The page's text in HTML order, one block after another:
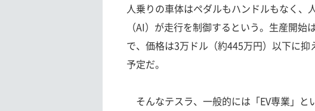
人乗りの車体はペダルもハンドルもなく、
（AI）が走行を制御するという。生産開始
で、価格は3万ドル（約445万円）以下に抑
予定だ。
そんなテスラ、一般的には「EV専業」と